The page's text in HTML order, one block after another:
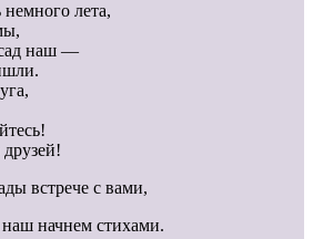
лета,
наш —
с вами,
стихами.